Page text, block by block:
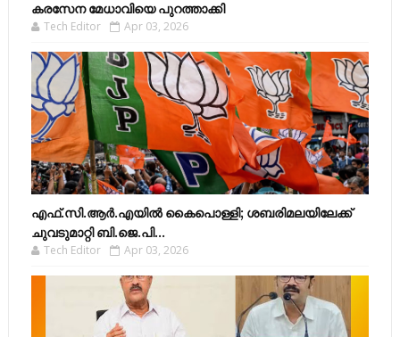
കരസേന മേധാവിയെ പുറത്താക്കി
Tech Editor Apr 03, 2026
എഫ്​.സി.ആർ.എയിൽ കൈപൊള്ളി; ശബരിമലയിലേക്ക്​
ചുവടുമാറ്റി ബി.ജെ.പി...
Tech Editor Apr 03, 2026